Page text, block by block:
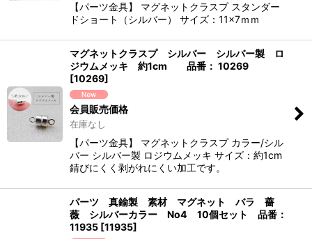
【パーツ金具】 マグネットクラスプ スタンダー
ドショート（シルバー） サイズ：11×7ｍｍ
マグネットクラスプ シルバー シルバー製 ロ
ジウムメッキ 約1cm 品番： 10269
[10269]
会員販売価格
在庫なし
【パーツ金具】 マグネットクラスプ カラー/シル
バー シルバー製 ロジウムメッキ サイズ：約1cm
錆びにくく剥がれにくい加工です。
パーツ 真鍮製 素材 マグネット バラ 薔
薇 シルバーカラー No4 10個セット 品番：
11935 [11935]